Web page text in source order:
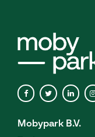
Mobypark B.V.